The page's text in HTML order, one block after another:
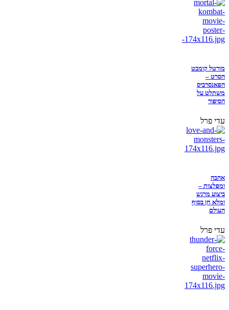
מורטל קומבט
הסרט –
הפאנסרביס
משתלט על
הסיפור
עדי פרל
אהבה
ומפלצות –
ביצוע מרגש
ומלא חן בסוף
העולם
עדי פרל